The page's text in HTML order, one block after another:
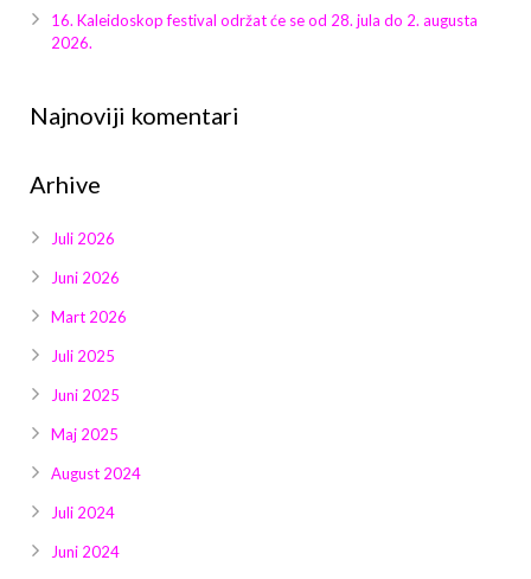
16. Kaleidoskop festival održat će se od 28. jula do 2. augusta
2026.
Najnoviji komentari
Arhive
Juli 2026
Juni 2026
Mart 2026
Juli 2025
Juni 2025
Maj 2025
August 2024
Juli 2024
Juni 2024